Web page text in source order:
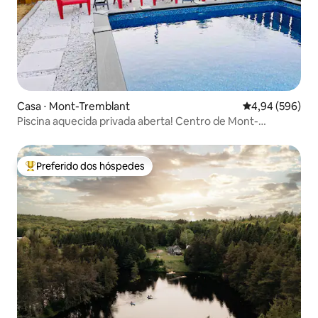
Casa ⋅ Mont-Tremblant 4,94 de uma
4,94 (596)
Piscina aquecida privada aberta! Centro de Mont-
Entre os melhores preferidos dos hóspedes
Preferido dos hóspedes